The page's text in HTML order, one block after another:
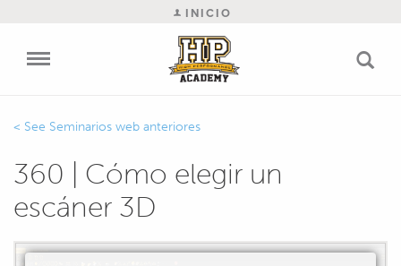
INICIO
Seminarios web anteriores
360 | Cómo elegir un
escáner 3D